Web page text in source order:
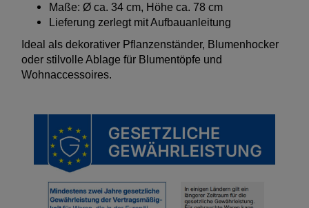
Maße: Ø ca. 34 cm, Höhe ca. 78 cm
Lieferung zerlegt mit Aufbauanleitung
Ideal als dekorativer Pflanzenständer, Blumenhocker
oder stilvolle Ablage für Blumentöpfe und
Wohnaccessoires.